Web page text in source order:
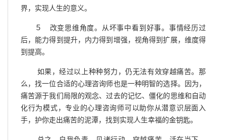
界，实现人生的意义。
５ 改变思维角度。从坏事中看到好事。事情经历过
后，能力得到提升，内力得到增强，视角得到扩展，维度得
到提高。
如果，经过以上种种努力，仍无法有效穿越痛苦。那
么，找一位合适的心理咨询师也是一种明智的选择。因为，
痛苦源于我们局限的观念、过去的记忆、僵化的思维和自动
化行为模式，专业的心理咨询师可以助你从潜意识层面入
手，护你走出痛苦的泥潭，找到实现人生幸福的金钥匙。